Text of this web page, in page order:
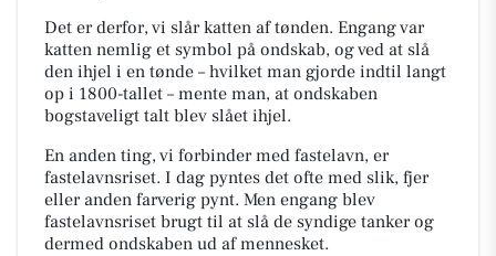
Det er derfor, vi slår katten af tønden. Engang var
katten nemlig et symbol på ondskab, og ved at slå
den ihjel i en tønde – hvilket man gjorde indtil langt
op i 1800-tallet – mente man, at ondskaben
bogstaveligt talt blev slået ihjel.
En anden ting, vi forbinder med fastelavn, er
fastelavnsriset. I dag pyntes det ofte med slik, fjer
eller anden farverig pynt. Men engang blev
fastelavnsriset brugt til at slå de syndige tanker og
dermed ondskaben ud af mennesket.